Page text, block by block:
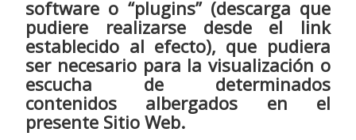
software o “plugins” (descarga que
pudiere realizarse desde el link
establecido al efecto), que pudiera
ser necesario para la visualización o
escucha de determinados
contenidos albergados en el
presente Sitio Web.